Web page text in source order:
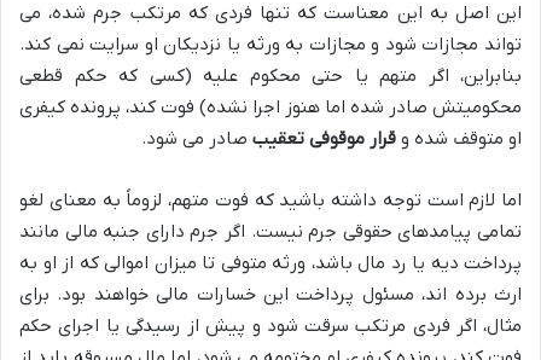
این اصل به این معناست که تنها فردی که مرتکب جرم شده، می
تواند مجازات شود و مجازات به ورثه یا نزدیکان او سرایت نمی کند.
بنابراین، اگر متهم یا حتی محکوم علیه (کسی که حکم قطعی
محکومیتش صادر شده اما هنوز اجرا نشده) فوت کند، پرونده کیفری
او متوقف شده و قرار موقوفی تعقیب صادر می شود.
اما لازم است توجه داشته باشید که فوت متهم، لزوماً به معنای لغو
تمامی پیامدهای حقوقی جرم نیست. اگر جرم دارای جنبه مالی مانند
پرداخت دیه یا رد مال باشد، ورثه متوفی تا میزان اموالی که از او به
ارث برده اند، مسئول پرداخت این خسارات مالی خواهند بود. برای
مثال، اگر فردی مرتکب سرقت شود و پیش از رسیدگی یا اجرای حکم